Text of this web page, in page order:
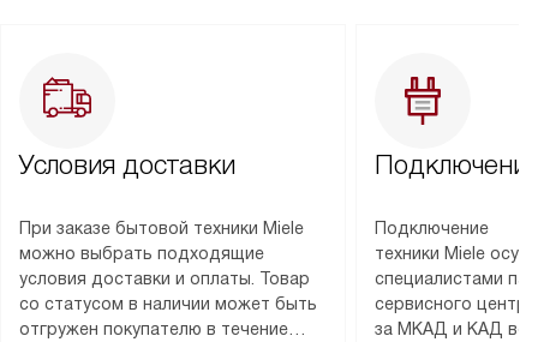
Условия доставки
При заказе бытовой техники Miele
можно выбрать подходящие
условия доставки и оплаты. Товар
со статусом в наличии может быть
отгружен покупателю в течение
Подключение
техники Miele
специалистами
сервисного
за МКАД и КАД